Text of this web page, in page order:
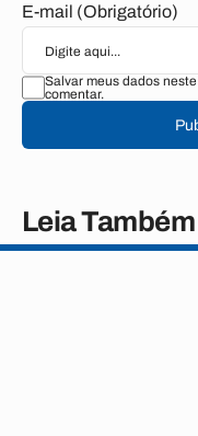
E-mail (Obrigatório)
Salvar meus dados
comentar.
Leia Também